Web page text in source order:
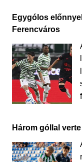
Egygólos
Ferencváros
Három góllal